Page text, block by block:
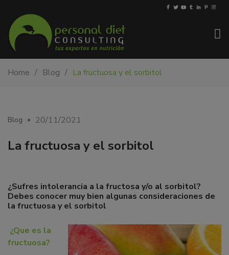
PDiet.com
y
Barcelona.
Mejoramos
la
nutrición
personas
y
nos
dedicamos
Home Blog La fructuosa y el sorbitol
Blog 20/11/2021
La fructuosa y el sorbitol
¿Sufres intolerancia a la fructosa y/o al sorbitol?
Debes conocer muy bien algunas consideraciones de
la fructuosa y el sorbitol
¿Que es la
fructuosa?